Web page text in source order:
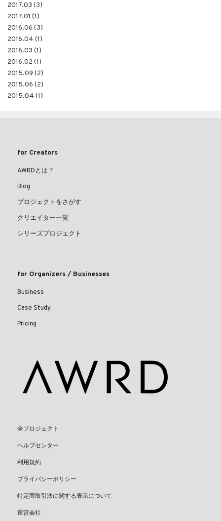
2017.03 (3)
2017.01 (1)
2016.06 (3)
2016.04 (1)
2016.03 (1)
2016.02 (1)
2015.09 (2)
2015.06 (2)
2015.04 (1)
for Creators
AWRDとは？
Blog
プロジェクトをさがす
クリエイター一覧
シリーズプロジェクト
for Organizers / Businesses
Business
Case Study
Pricing
全プロジェクト
ヘルプセンター
利用規約
プライバシーポリシー
特定商取引法に関する表示について
運営会社